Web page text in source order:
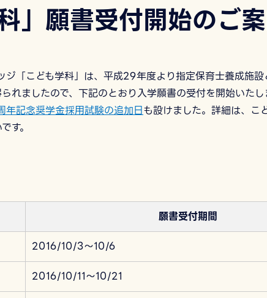
」願書受付開始のご
ジ「こども学科」は、平成29年度より指定保育士養成施
れましたので、下記のとおり入学願書の受付を開始いたし
年記念奨学金採用試験の追加日も設けました。詳細は、こ
す。
願書受付期間
2016/10/3～10/6
2016/10/11～10/21